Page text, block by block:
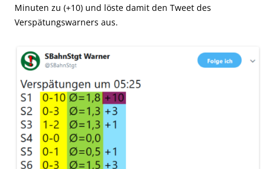
Minuten zu (+10) und löste damit den Tweet des
Verspätungswarners aus.